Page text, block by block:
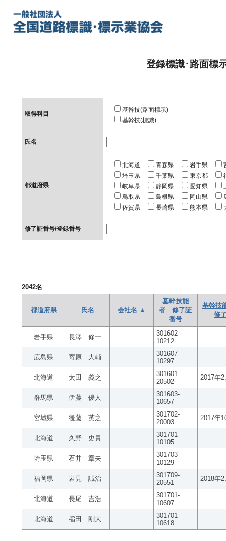
登録標識･路面標
取得科目
基幹技(路面標示)
基幹技(標識)
氏名
都道府県
北海道 青森県 岩手県
埼玉県
千葉県 東京都
岐阜県
静岡県 愛知県
鳥取県
島根県 岡山県
佐賀県
長崎県 熊本県
修了証番号/登録番号
2042名
都道府県 氏名 会社名 ▲
基幹技能
者 修了証
番号
基幹技
修
岩手県 長澤 修一
301602-
10212
広島県 寄原 大輔
301607-
10297
北海道 太田 義之
301601-
20502
2017年2
群馬県 伊藤 優人
301603-
10657
宮城県 後藤 英之
301702-
20003
2017年
北海道 久野 史貴
301701-
10105
埼玉県 石井 章夫
301703-
10129
福岡県 岩見 誠治
301709-
20551
2018年2
北海道 長尾 吉浩
301701-
10607
北海道 稲田 剛大
301701-
10618